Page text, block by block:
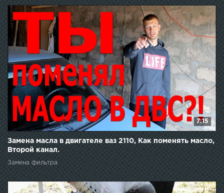
7:15
Замена масла в двигателе ваз 2110, Как поменять масло,
Второй канал.
Замена фильтра